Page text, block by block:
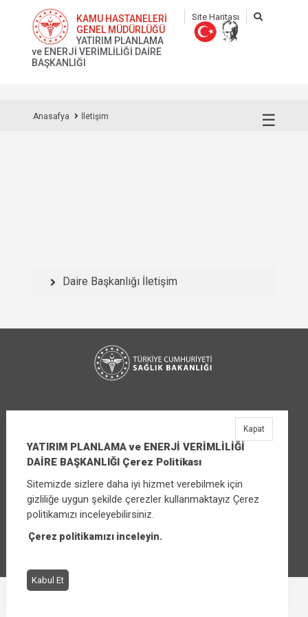
KAMU HASTANELERİ
GENEL MÜDÜRLÜĞÜ
YATIRIM PLANLAMA
ve ENERJİ VERİMLİLİĞİ DAİRE
BAŞKANLIĞI
Site Haritası
☰
Anasafya İletişim
Daire Başkanlığı İletişim
YATIRIM PLANLAMA ve ENERJİ VERİMLİLİĞİ
DAİRE BAŞKANLIĞI
Üniversiteler Mahallesi Şehit Mehmet Bayraktar
Caddesi No:3 Çankaya/Ankara
YATIRIM PLANLAMA ve ENERJİ VERİMLİLİĞİ
DAİRE BAŞKANLIĞI Çerez Politikası
Sitemizde sizlere daha iyi hizmet verebilmek için
gizliliğe uygun şekilde çerezler kullanmaktayız Çerez
politikamızı inceleyebilirsiniz.
Çerez politikamızı inceleyin.
Kabul Et
Kapat